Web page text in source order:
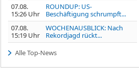
07.08.
15:26 Uhr
ROUNDUP: US-
Beschäftigung schrumpft...
07.08.
15:19 Uhr
WOCHENAUSBLICK: Nach
Rekordjagd rückt...
Alle Top-News